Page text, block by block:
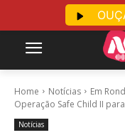
Home Notícias
Em
Operação Safe Child II
Notícias